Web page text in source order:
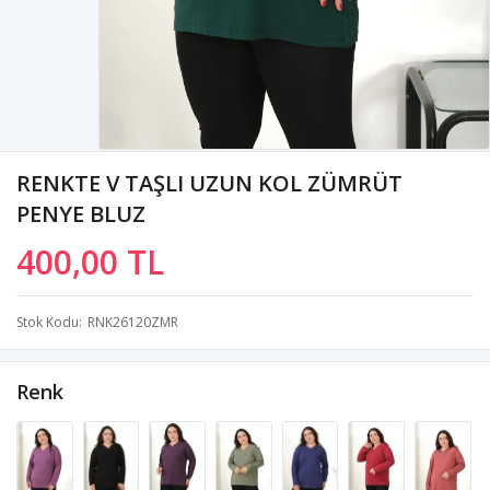
RENKTE V TAŞLI UZUN KOL ZÜMRÜT
PENYE BLUZ
400,00 TL
Stok Kodu RNK26120ZMR
Renk